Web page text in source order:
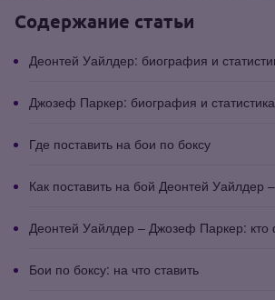
Содержание статьи
Деонтей Уайлдер: биография и
Джозеф Паркер: биография и статистика
Где поставить на бои по боксу
Как поставить на бой Деонтей Уайлдер
Деонтей Уайлдер – Джозеф Паркер: кто
Бои по боксу: на что ставить